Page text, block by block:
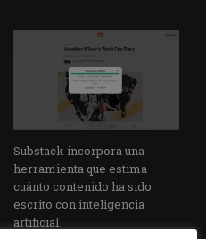
Substack incorpora una
herramienta que estima
cuánto contenido ha sido
escrito con inteligencia
artificial